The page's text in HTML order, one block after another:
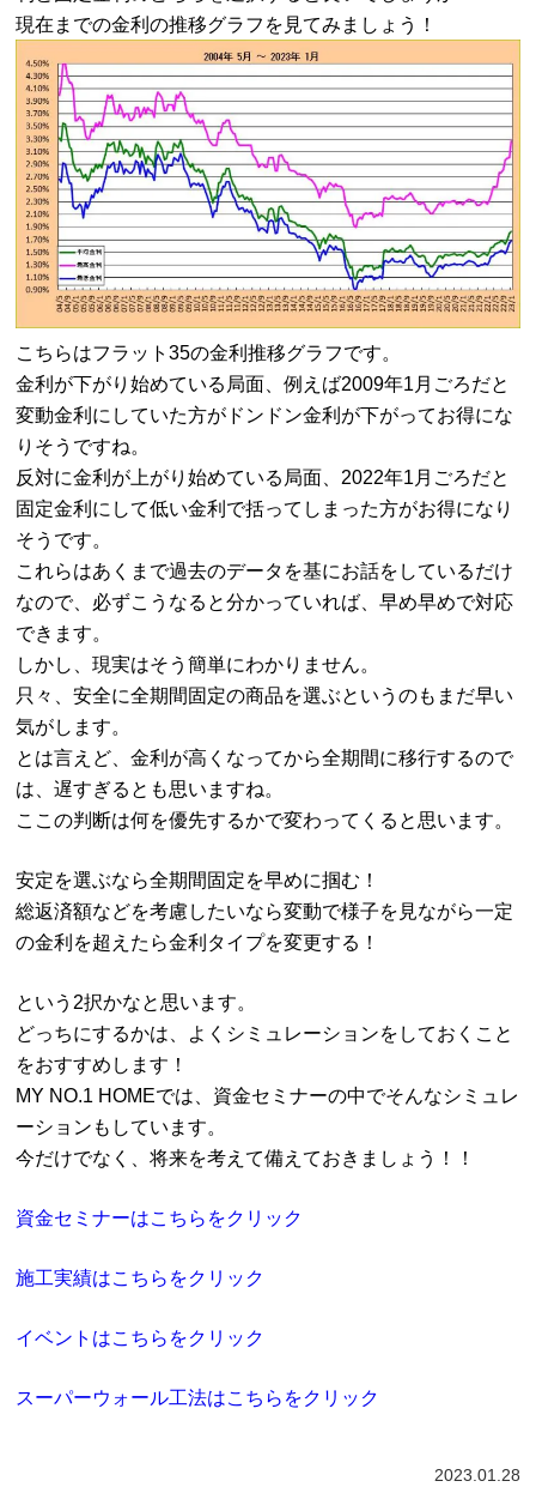
現在までの金利の推移グラフを見てみましょう！
こちらはフラット35の金利推移グラフです。
金利が下がり始めている局面、例えば2009年1月ごろだと
変動金利にしていた方がドンドン金利が下がってお得にな
りそうですね。
反対に金利が上がり始めている局面、2022年1月ごろだと
固定金利にして低い金利で括ってしまった方がお得になり
そうです。
これらはあくまで過去のデータを基にお話をしているだけ
なので、必ずこうなると分かっていれば、早め早めで対応
できます。
しかし、現実はそう簡単にわかりません。
只々、安全に全期間固定の商品を選ぶというのもまだ早い
気がします。
とは言えど、金利が高くなってから全期間に移行するので
は、遅すぎるとも思いますね。
ここの判断は何を優先するかで変わってくると思います。
安定を選ぶなら全期間固定を早めに掴む！
総返済額などを考慮したいなら変動で様子を見ながら一定
の金利を超えたら金利タイプを変更する！
という2択かなと思います。
どっちにするかは、よくシミュレーションをしておくこと
をおすすめします！
MY NO.1 HOMEでは、資金セミナーの中でそんなシミュレ
ーションもしています。
今だけでなく、将来を考えて備えておきましょう！！
資金セミナーはこちらをクリック
施工実績はこちらをクリック
イベントはこちらをクリック
スーパーウォール工法はこちらをクリック
2023.01.28